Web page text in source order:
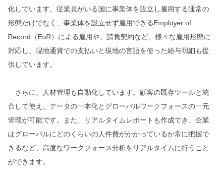
化しています。従業員がいる国に事業体を設立し雇用する通常の
形態だけでなく、事業体を設立せず雇用できるEmployer of
Record（EoR）による雇用や、請負契約など、様々な雇用形態に
対応し、現地通貨での支払いと現地の言語を使った給与明細も提
供しています。
さらに、人材管理も自動化しています。顧客の既存ツールと統
合して使え、データの一本化とグローバルワークフォースの一元
管理が可能です。また、リアルタイムレポートも作成でき、企業
はグローバルにどのくらいの人件費がかかっているか常に把握で
きるなど、高度なワークフォース分析をリアルタイムに行うこと
ができます。